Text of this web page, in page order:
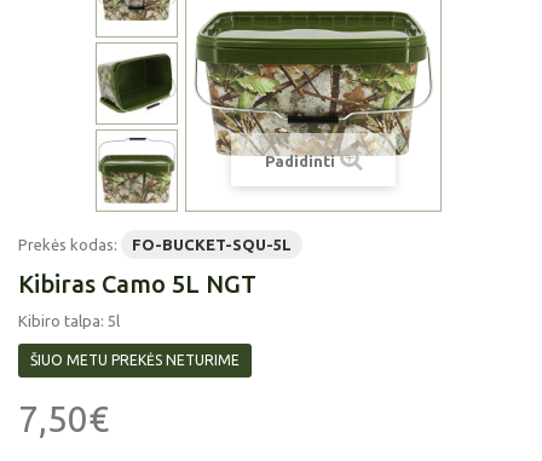
Padidinti
Prekės kodas: FO-BUCKET-SQU-5L
Kibiras Camo 5L NGT
Kibiro talpa: 5l
ŠIUO METU PREKĖS NETURIME
7,50€